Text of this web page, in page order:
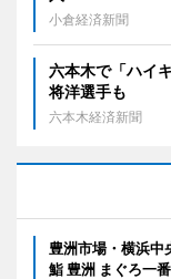
小倉経済新聞
六本木で「ハイ
将洋選手も
六本木経済新聞
豊洲市場・横浜中
鮨 豊洲 まぐろ一